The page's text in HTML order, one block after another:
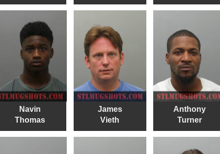
Navin
Thomas
James
Vieth
Anthony
Turner